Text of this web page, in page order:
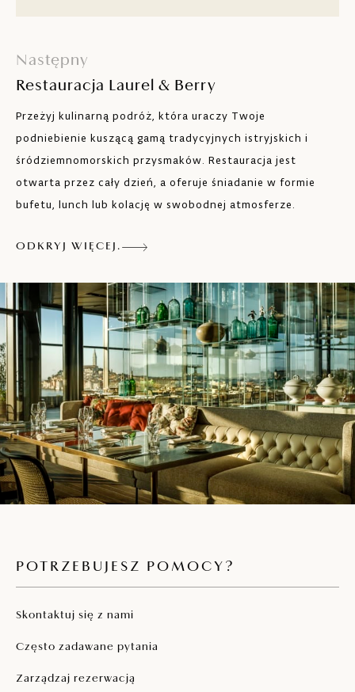
Następny
Restauracja Laurel & Berry
Przeżyj kulinarną podróż, która uraczy Twoje
podniebienie kuszącą gamą tradycyjnych istryjskich i
śródziemnomorskich przysmaków. Restauracja jest
otwarta przez cały dzień, a oferuje śniadanie w formie
bufetu, lunch lub kolację w swobodnej atmosferze.
ODKRYJ WIĘCEJ.
POTRZEBUJESZ POMOCY?
Skontaktuj się z nami
Często zadawane pytania
Zarządzaj rezerwacją